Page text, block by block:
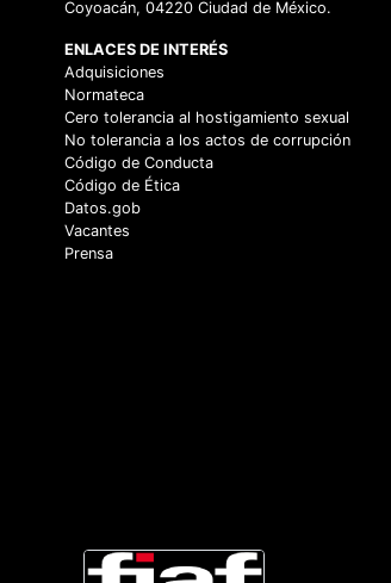
Coyoacán, 04220 Ciudad de México.
ENLACES DE INTERÉS
Adquisiciones
Normateca
Cero tolerancia al hostigamiento sexual
No tolerancia a los actos de corrupción
Código de Conducta
Código de Ética
Datos.gob
Vacantes
Prensa